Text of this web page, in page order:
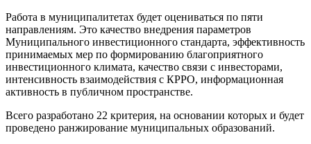
Работа в муниципалитетах будет оцениваться по пяти
направлениям. Это качество внедрения параметров
Муниципального инвестиционного стандарта, эффективность
принимаемых мер по формированию благоприятного
инвестиционного климата, качество связи с инвесторами,
интенсивность взаимодействия с КРРО, информационная
активность в публичном пространстве.
Всего разработано 22 критерия, на основании которых и будет
проведено ранжирование муниципальных образований.